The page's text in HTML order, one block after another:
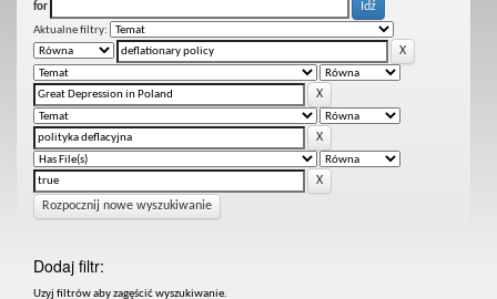
for
Aktualne filtry:
Rozpocznij nowe wyszukiwanie
Dodaj filtr:
Uzyj filtrów aby zagęścić wyszukiwanie.